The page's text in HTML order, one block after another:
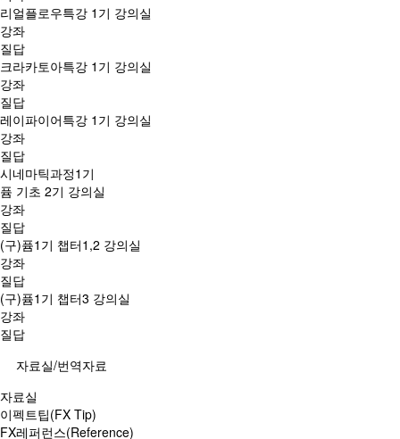
리얼플로우특강 1기 강의실
강좌
질답
크라카토아특강 1기 강의실
강좌
질답
레이파이어특강 1기 강의실
강좌
질답
시네마틱과정1기
퓸 기초 2기 강의실
강좌
질답
(구)퓸1기 챕터1,2 강의실
강좌
질답
(구)퓸1기 챕터3 강의실
강좌
질답
자료실/번역자료
자료실
이펙트팁(FX Tip)
FX레퍼런스(Reference)